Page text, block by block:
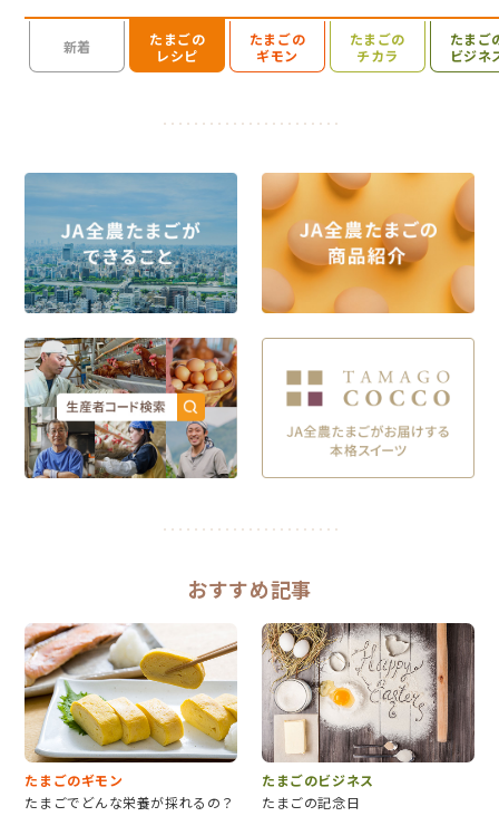
新着
たまごの
レシピ
たまごの
ギモン
たまごの
チカラ
たまご
ビジネ
検索を開く
おすすめ記事
たまごのギモン
たまごでどんな栄養が採れるの？
たまごのビジネス
たまごの記念日